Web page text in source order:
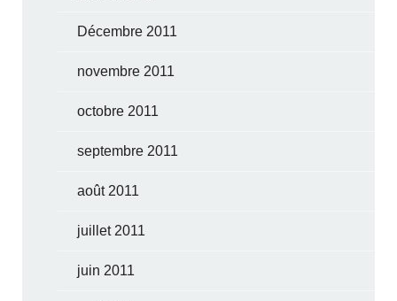
Décembre 2011
novembre 2011
octobre 2011
septembre 2011
août 2011
juillet 2011
juin 2011